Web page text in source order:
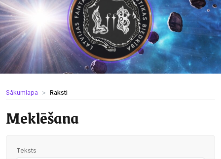
Sākumlapa Raksti
Meklēšana
Teksts